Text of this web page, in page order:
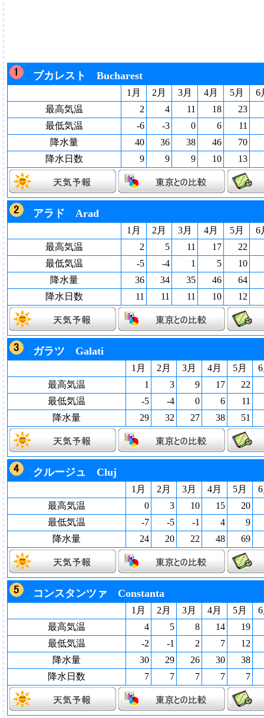
ブカレスト Bucharest
1月 2月 3月 4月 5月
6
最高気温
2 4 11 18
23
最低気温
-6 -3 0 6
11
降水量
40 36 38 46
70
降水日数
9 9 9 10 13
アラド Arad
1月 2月 3月 4月 5月
6
最高気温
2 5 11 17
22
最低気温
-5 -4 1 5
10
降水量
36 34 35 46
64
降水日数
11 11 11 10 12
ガラツ Galati
1月 2月 3月 4月 5月
最高気温
1 3 9 17
22
最低気温
-5 -4 0 6
11
降水量
29 32 27 38 51
クルージュ Cluj
1月 2月 3月 4月 5月
最高気温
0 3 10 15
20
最低気温
-7 -5 -1 4
9
降水量
24 20 22 48 69
コンスタンツァ Constanta
1月 2月 3月 4月 5月
最高気温
4 5 8 14
19
最低気温
-2 -1 2 7
12
降水量
30 29 26 30
38
降水日数
7 7 7 7 7